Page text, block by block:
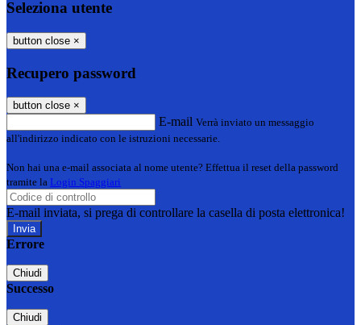
Seleziona utente
button close ×
Recupero password
button close ×
E-mail Verrà inviato un messaggio
all'indirizzo indicato con le istruzioni necessarie.
Non hai una e-mail associata al nome utente? Effettua il reset della password
tramite la Login Spaggiari
E-mail inviata, si prega di controllare la casella di posta elettronica!
Errore
Chiudi
Successo
Chiudi